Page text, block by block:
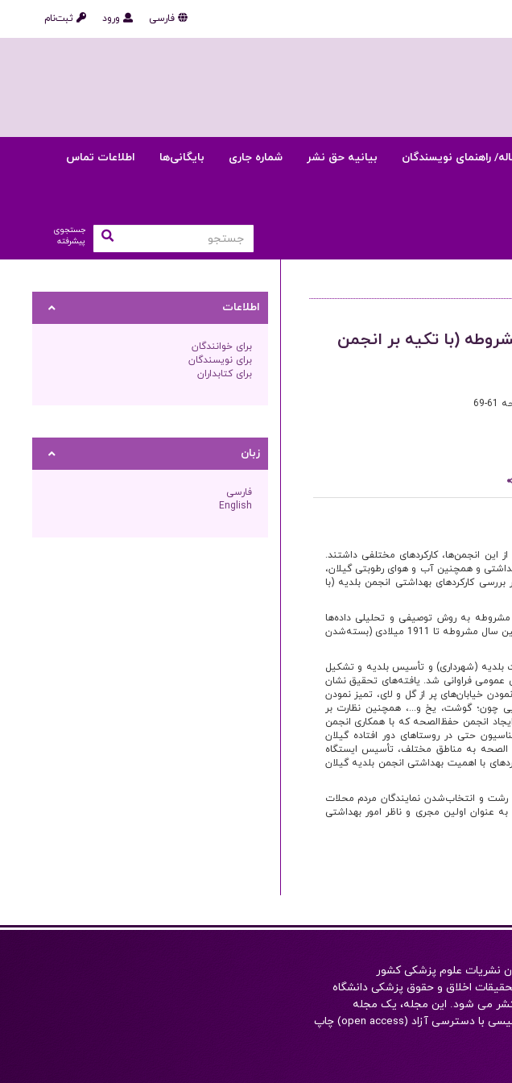
ثبت‌نام ورود فارسی
راهنمای نویسندگان بیانیه حق نشر شماره جاری بایگانی‌ها اطلاعات تماس
جستجوی
پیشرفته
(با تکیه بر انجمن
69
این انجمن‌ها، کارکردهای مختلفی داشتند.
و همچنین آب و هوای رطوبتی گیلان،
کارکردهای بهداشتی انجمن بلدیه (با
مشروطه به روش توصیفی و تحلیلی داده‌ها
انجام شده است. این مطالعه مقطعی شامل دوره مشروطه، از 1906میلادی نخستین سال مشروطه تا 1911 میلادی (بسته‌شدن
بلدیه (شهرداری) و تأسیس بلدیه و تشکیل
عمومی فراوانی شد. یافته‌های تحقیق نشان
خیابان‌های پر از گل و لای، تمیز نمودن
چون؛ گوشت، یخ و...، همچنین نظارت بر
انجمن حفظ‌الصحه که با همکاری انجمن
حتی در روستاهای دور افتاده گیلان
الصحه به مناطق مختلف، تأسیس ایستگاه
با اهمیت بهداشتی انجمن بلدیه گیلان
رشت و انتخاب‌شدن نمایندگان مردم محلات
عنوان اولین مجری و ناظر امور بهداشتی
اطلاعات
برای خوانندگان
برای نویسندگان
برای کتابداران
زبان
فارسی
English
نشريات علوم پزشکی کشور
اخلاق و حقوق پزشکی دانشگاه
می شود. این مجله، یک مجله‌
الکترونيکی است که به زبان فارسی به همراه چکيده انگليسی با دسترسی آزاد (open access) چاپ